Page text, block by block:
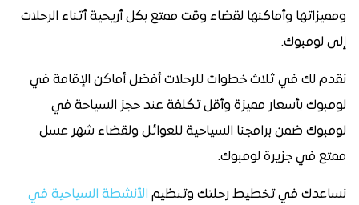
ومميزاتها وأماكنها لقضاء وقت ممتع بكل أريحية أثناء الرحلات
إلى لومبوك.
نقدم لك في ثلاث خطوات للرحلات أفضل أماكن الإقامة في
لومبوك بأسعار مميزة وأقل تكلفة عند حجز السياحة في
لومبوك ضمن برامجنا السياحية للعوائل ولقضاء شهر عسل
ممتع في جزيرة لومبوك.
نساعدك في تخطيط رحلتك وتنظيم الأنشطة السياحية في